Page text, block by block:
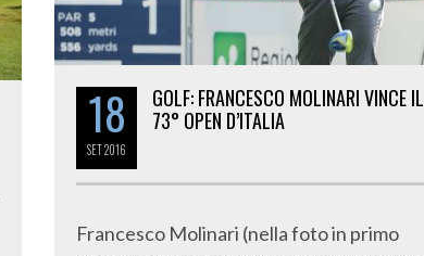
18
SET2016
GOLF: FRANCESCO MOLINARI VINCE IL
73° OPEN D’ITALIA
Francesco Molinari (nella foto in primo